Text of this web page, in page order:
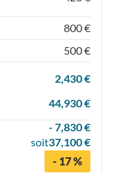
800 €
500 €
2,430 €
44,930 €
- 7,830 €
soit37,100 €
- 17 %